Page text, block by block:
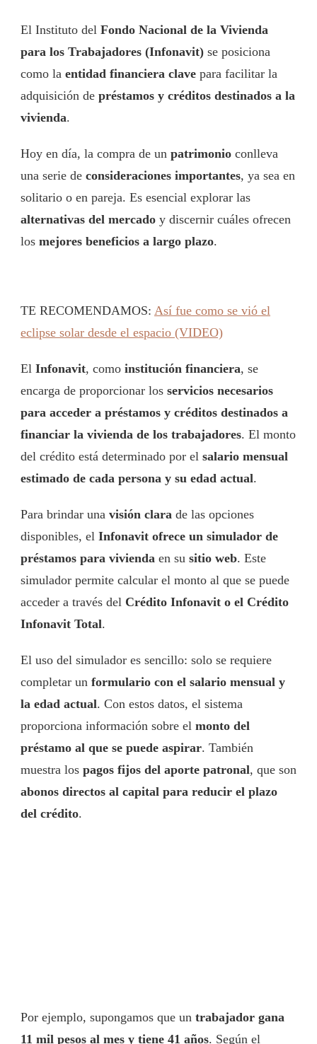
El Instituto del Fondo Nacional de la Vivienda
para los Trabajadores (Infonavit) se posiciona
como la entidad financiera clave para facilitar la
adquisición de préstamos y créditos destinados a la
vivienda.
Hoy en día, la compra de un patrimonio conlleva
una serie de consideraciones importantes, ya sea en
solitario o en pareja. Es esencial explorar las
alternativas del mercado y discernir cuáles ofrecen
los mejores beneficios a largo plazo.
TE RECOMENDAMOS: Así fue como se vió el
eclipse solar desde el espacio (VIDEO)
El Infonavit, como institución financiera, se
encarga de proporcionar los servicios necesarios
para acceder a préstamos y créditos destinados a
financiar la vivienda de los trabajadores. El monto
del crédito está determinado por el salario mensual
estimado de cada persona y su edad actual.
Para brindar una visión clara de las opciones
disponibles, el Infonavit ofrece un simulador de
préstamos para vivienda en su sitio web. Este
simulador permite calcular el monto al que se puede
acceder a través del Crédito Infonavit o el Crédito
Infonavit Total.
El uso del simulador es sencillo: solo se requiere
completar un formulario con el salario mensual y
la edad actual. Con estos datos, el sistema
proporciona información sobre el monto del
préstamo al que se puede aspirar. También
muestra los pagos fijos del aporte patronal, que son
abonos directos al capital para reducir el plazo
del crédito.
Por ejemplo, supongamos que un trabajador gana
11 mil pesos al mes y tiene 41 años. Según el